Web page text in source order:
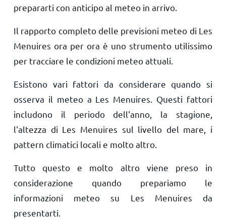
prepararti con anticipo al meteo in arrivo.
Il rapporto completo delle previsioni meteo di Les
Menuires ora per ora è uno strumento utilissimo
per tracciare le condizioni meteo attuali.
Esistono vari fattori da considerare quando si
osserva il meteo a Les Menuires. Questi fattori
includono il periodo dell'anno, la stagione,
l'altezza di Les Menuires sul livello del mare, i
pattern climatici locali e molto altro.
Tutto questo e molto altro viene preso in
considerazione quando prepariamo le
informazioni meteo su Les Menuires da
presentarti.